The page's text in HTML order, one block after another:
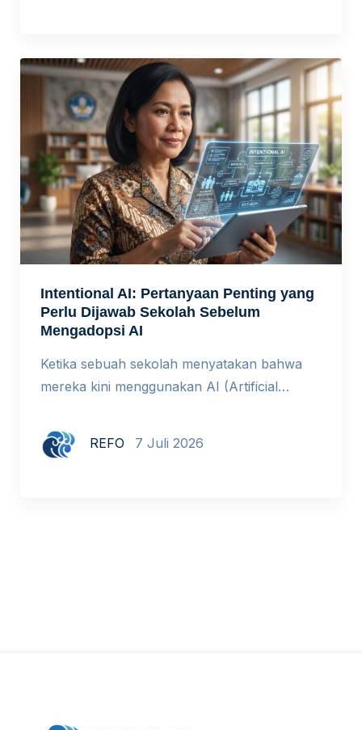
tengah pembaruan besar cara dunia bekerja,
dan pendidikan tidak bisa menutup mata […]
Intentional AI: Pertanyaan Penting yang
Perlu Dijawab Sekolah Sebelum
Mengadopsi AI
Ketika sebuah sekolah menyatakan bahwa
mereka kini menggunakan AI (Artificial
respons yang paling umum adalah
kekaguman. Namun ada pertanyaan yang
REFO 7 Juli 2026